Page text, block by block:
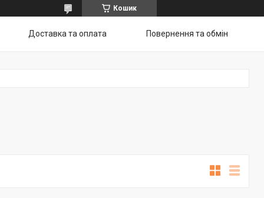
Кошик
Доставка та оплата Повернення та обмін